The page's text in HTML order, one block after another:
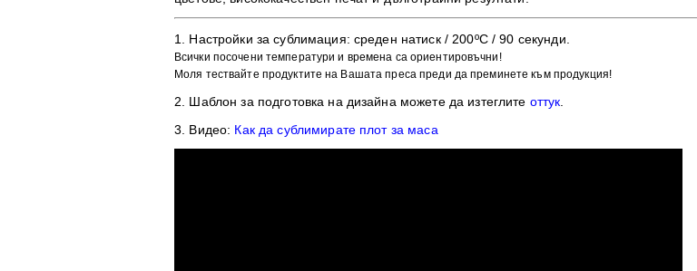
1. ​Настройки за сублимация: среден натиск / 200ºC / 90 секунди.
Всички посочени температури и времена са ориентировъчни!
Моля тествайте продуктите на Вашата преса преди да преминете към продукция!
2. Шаблон за подготовка на дизайна можете да изтеглите оттук
3. Видео: Как да сублимирате плот за маса